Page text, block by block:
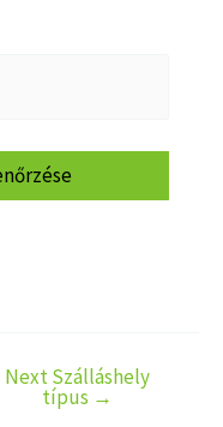
Next Szálláshely
típus →